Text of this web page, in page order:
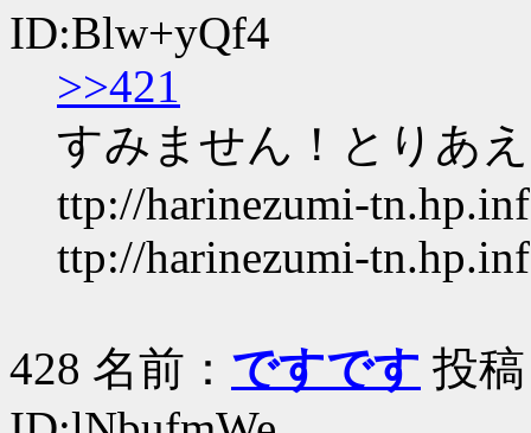
ID:Blw+yQf4
>>421
すみません！とりあ
ttp://harinezumi-
ttp://harinezumi-
428 名前： ですです 投